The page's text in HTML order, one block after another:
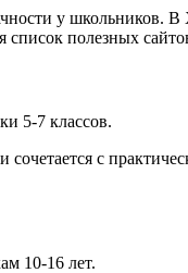
у школьников. В
список полезных
5-7 классов.
с
10-16 лет.